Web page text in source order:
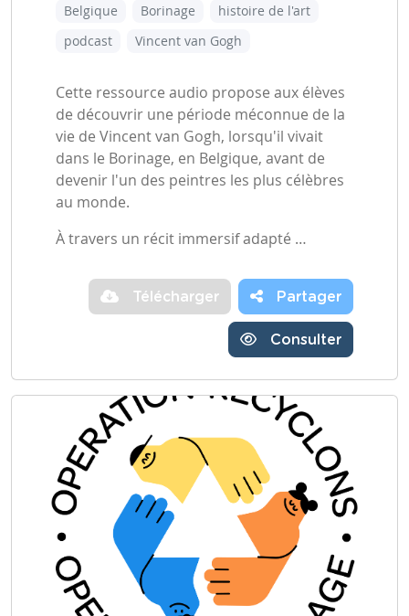
Belgique Borinage
histoire de l'art
podcast
Vincent van Gogh
Cette ressource audio propose aux élèves
de découvrir une période méconnue de la
vie de Vincent van Gogh, lorsqu'il vivait
dans le Borinage, en Belgique, avant de
devenir l'un des peintres les plus célèbres
au monde.
À travers un récit immersif adapté …
Télécharger Partager
Consulter